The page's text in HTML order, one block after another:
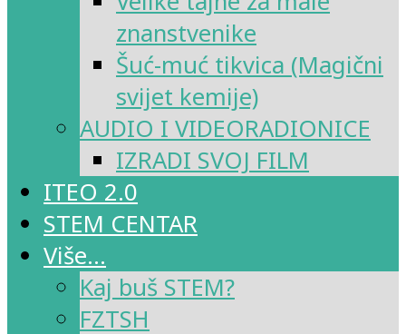
znanstvenike
Šuć-muć tikvica (Magični
svijet kemije)
AUDIO I VIDEORADIONICE
IZRADI SVOJ FILM
ITEO 2.0
STEM CENTAR
Više…
Kaj buš STEM?
FZTSH